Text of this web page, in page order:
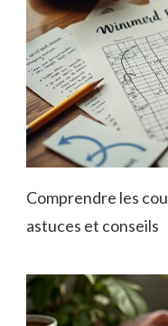
Comprendre les
astuces et conseils